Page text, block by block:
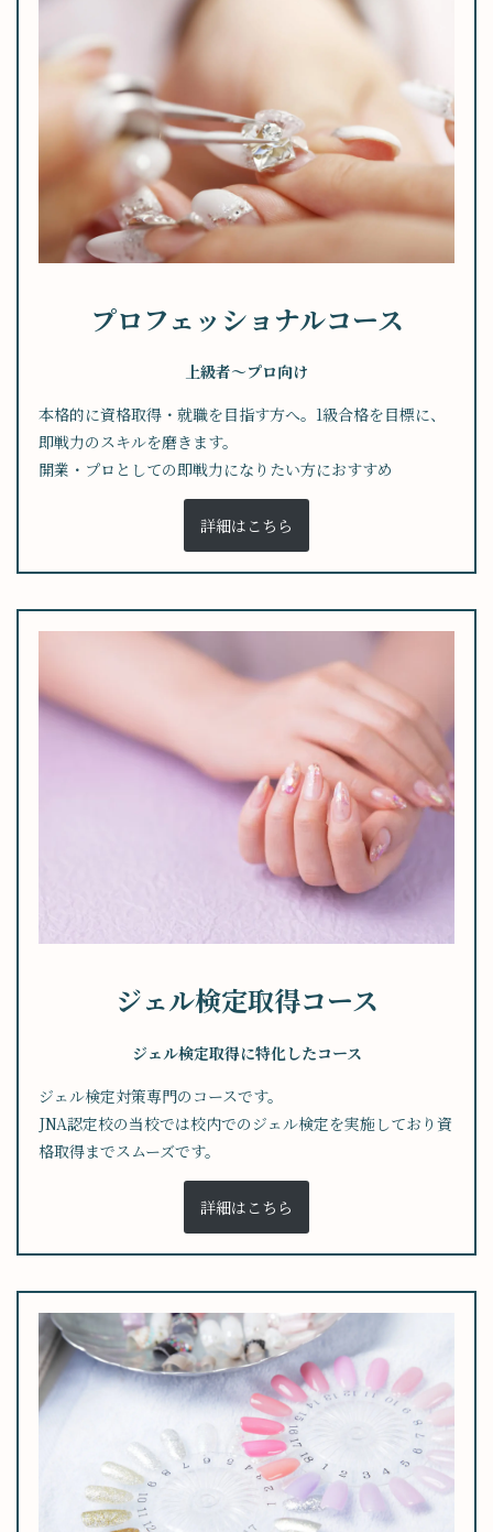
プロフェッショナルコース
上級者～プロ向け
本格的に資格取得・就職を目指す方へ。1級合格を目標に、
即戦力のスキルを磨きます。
開業・プロとしての即戦力になりたい方におすすめ
詳細はこちら
ジェル検定取得コース
ジェル検定取得に特化したコース
ジェル検定対策専門のコースです。
JNA認定校の当校では校内でのジェル検定を実施しており資
格取得までスムーズです。
詳細はこちら